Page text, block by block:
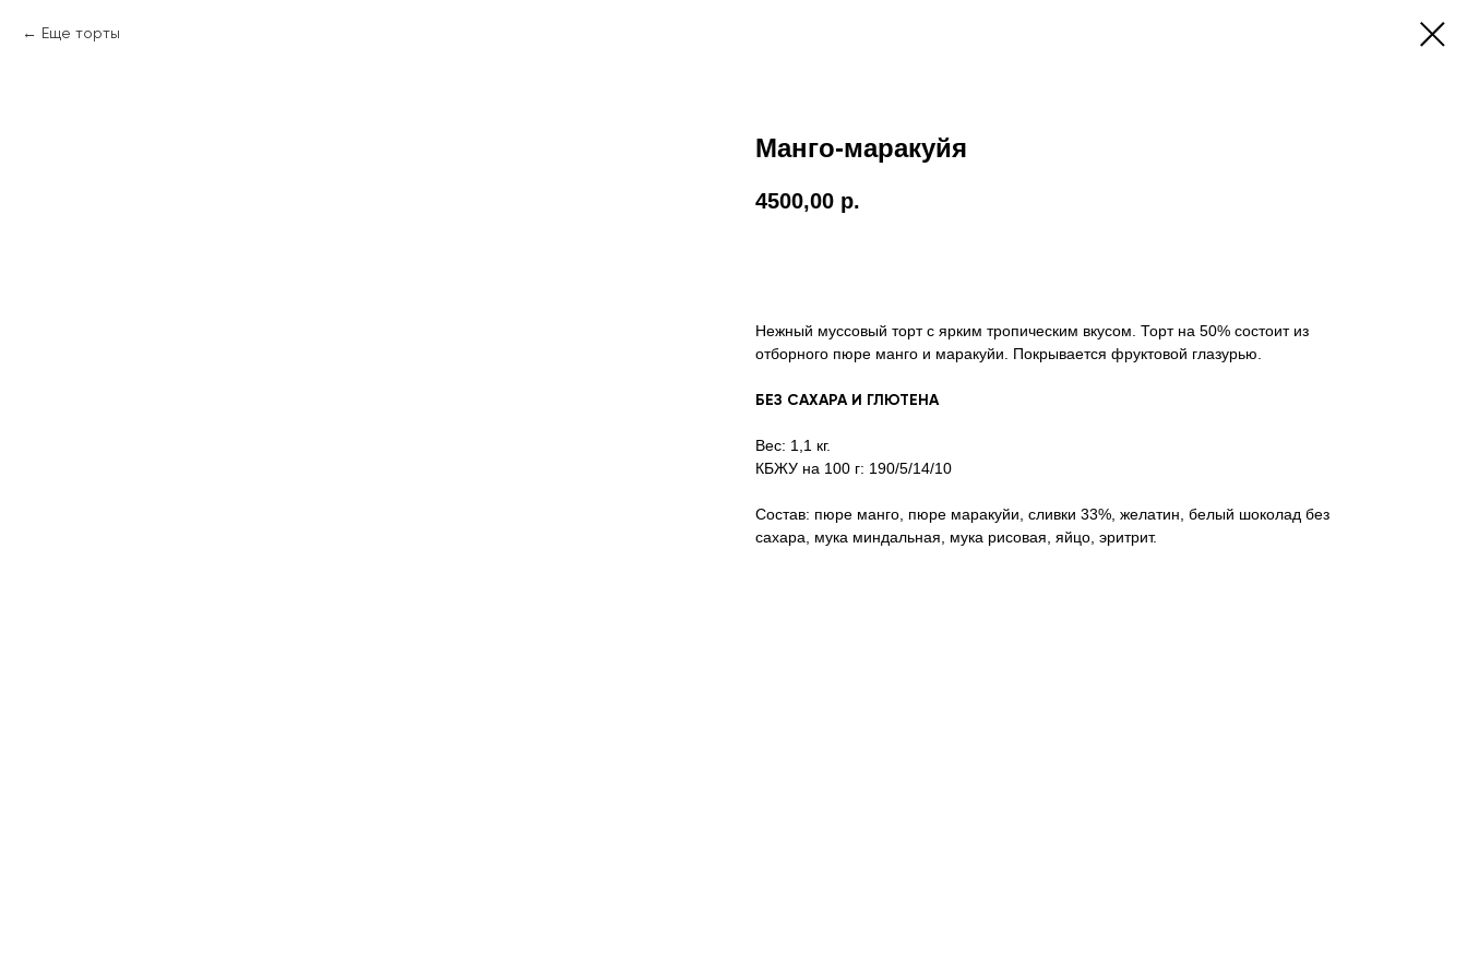
Еще торты
Манго-маракуйя
4500,00 р.
Нежный муссовый торт с ярким тропическим вкусом. Торт на 50% состоит из
отборного пюре манго и маракуйи. Покрывается фруктовой глазурью.
БЕЗ САХАРА И ГЛЮТЕНА
Вес: 1,1 кг.
КБЖУ на 100 г: 190/5/14/10⁣⁣
Состав: пюре манго, пюре маракуйи, сливки 33%, желатин, белый шоколад без
сахара, мука миндальная, мука рисовая, яйцо, эритрит.